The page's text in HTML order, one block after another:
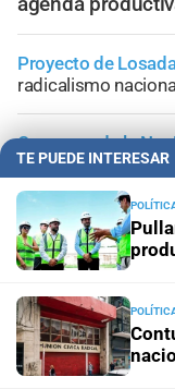
Proyecto de
radicalismo
Congreso de la
votaron Losada,
Respaldo al
proyecto que
expropiaciones
Media sanción
biocombustibles
TE PUEDE INTERESAR